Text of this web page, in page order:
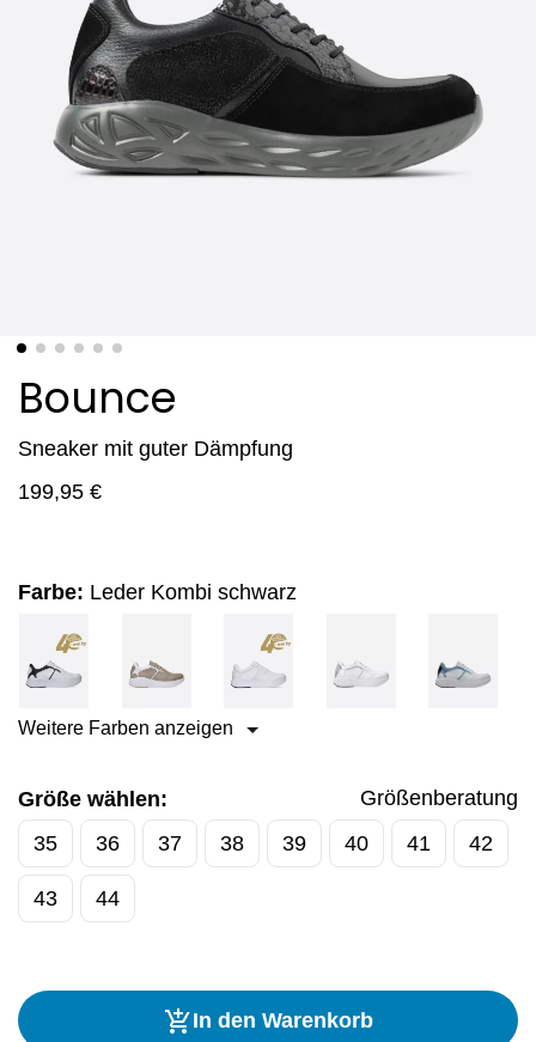
Bounce
Sneaker mit guter Dämpfung
199,95 €
Farbe: Leder Kombi schwarz
Weitere Farben anzeigen
Größe wählen:
Größenberatung
35
36 37 38 39 40 41 42
43 44
In den Warenkorb